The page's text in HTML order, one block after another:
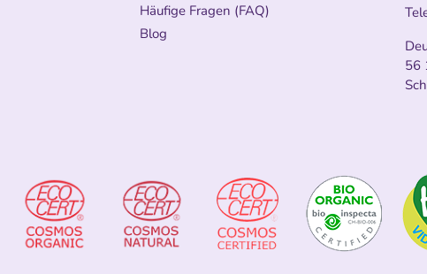
Häufige Fragen (FAQ)
Blog
56